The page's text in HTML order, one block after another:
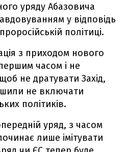
уряду Абазовича
у відповідь
політиці.
з приходом нового
часом і не
не дратувати Захід,
не включати
політиків.
уряд, з часом
лише імітувати